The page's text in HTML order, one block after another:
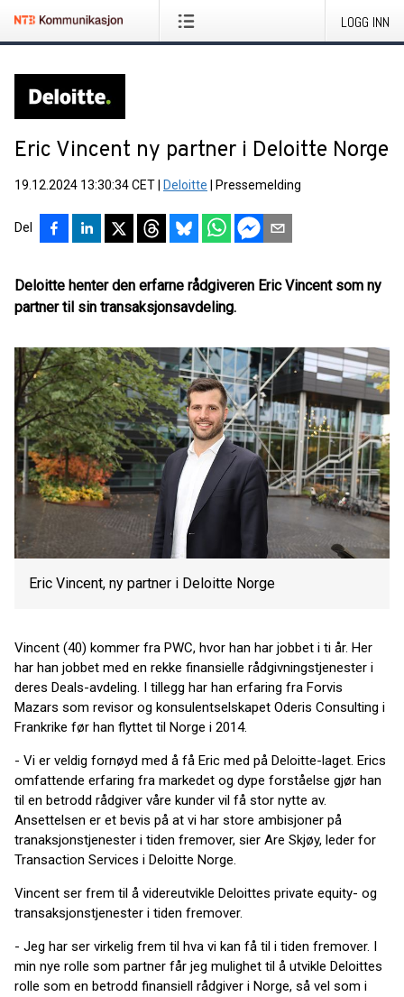
LOGG INN
Eric Vincent ny partner i Deloitte Norge
19.12.2024 13:30:34 CET Deloitte Pressemelding
Del
Deloitte henter den erfarne rådgiveren Eric Vincent som ny
partner til sin transaksjonsavdeling.
Eric Vincent, ny partner i Deloitte Norge
Vincent (40) kommer fra PWC, hvor han har jobbet i ti år. Her
har han jobbet med en rekke finansielle rådgivningstjenester i
deres Deals-avdeling. I tillegg har han erfaring fra Forvis
Mazars som revisor og konsulentselskapet Oderis Consulting i
Frankrike før han flyttet til Norge i 2014.
- Vi er veldig fornøyd med å få Eric med på Deloitte-laget. Erics
omfattende erfaring fra markedet og dype forståelse gjør han
til en betrodd rådgiver våre kunder vil få stor nytte av.
Ansettelsen er et bevis på at vi har store ambisjoner på
tranaksjonstjenester i tiden fremover, sier Are Skjøy, leder for
Transaction Services i Deloitte Norge.
Vincent ser frem til å videreutvikle Deloittes private equity- og
transaksjonstjenester i tiden fremover.
- Jeg har ser virkelig frem til hva vi kan få til i tiden fremover. I
min nye rolle som partner får jeg mulighet til å utvikle Deloittes
rolle som en betrodd finansiell rådgiver i Norge, så vel som i